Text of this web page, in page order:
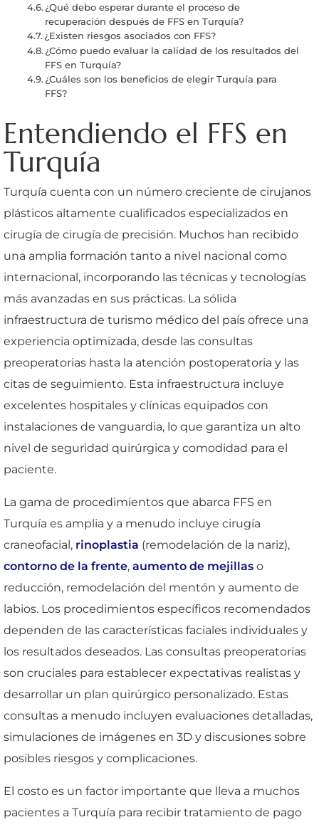
¿Qué debo esperar durante el proceso de
recuperación después de FFS en Turquía?
¿Existen riesgos asociados con FFS?
¿Cómo puedo evaluar la calidad de los resultados del
FFS en Turquía?
¿Cuáles son los beneficios de elegir Turquía para
FFS?
Entendiendo el FFS en
Turquía
Turquía cuenta con un número creciente de cirujanos
plásticos altamente cualificados especializados en
cirugía de cirugía de precisión. Muchos han recibido
una amplia formación tanto a nivel nacional como
internacional, incorporando las técnicas y tecnologías
más avanzadas en sus prácticas. La sólida
infraestructura de turismo médico del país ofrece una
experiencia optimizada, desde las consultas
preoperatorias hasta la atención postoperatoria y las
citas de seguimiento. Esta infraestructura incluye
excelentes hospitales y clínicas equipados con
instalaciones de vanguardia, lo que garantiza un alto
nivel de seguridad quirúrgica y comodidad para el
paciente.
La gama de procedimientos que abarca FFS en
Turquía es amplia y a menudo incluye cirugía
craneofacial, rinoplastia (remodelación de la nariz),
contorno de la frente, aumento de mejillas o
reducción, remodelación del mentón y aumento de
labios. Los procedimientos específicos recomendados
dependen de las características faciales individuales y
los resultados deseados. Las consultas preoperatorias
son cruciales para establecer expectativas realistas y
desarrollar un plan quirúrgico personalizado. Estas
consultas a menudo incluyen evaluaciones detalladas,
simulaciones de imágenes en 3D y discusiones sobre
posibles riesgos y complicaciones.
El costo es un factor importante que lleva a muchos
pacientes a Turquía para recibir tratamiento de pago